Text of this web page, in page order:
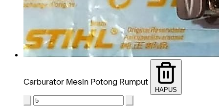
Carburator Mesin Potong Rumput
HAPUS